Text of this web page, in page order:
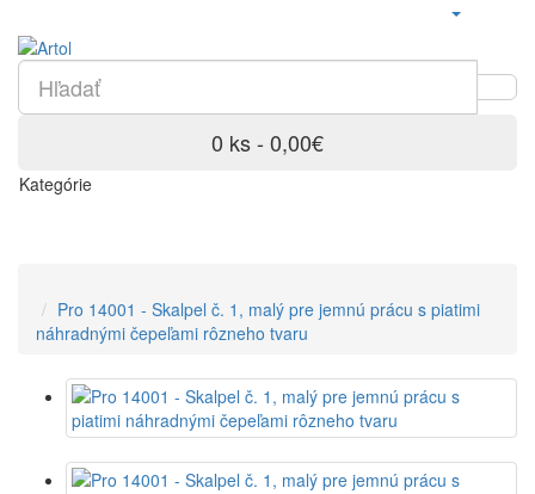
0 ks - 0,00€
Kategórie
Pro 14001 - Skalpel č. 1, malý pre jemnú prácu s piatimi
náhradnými čepeľami rôzneho tvaru